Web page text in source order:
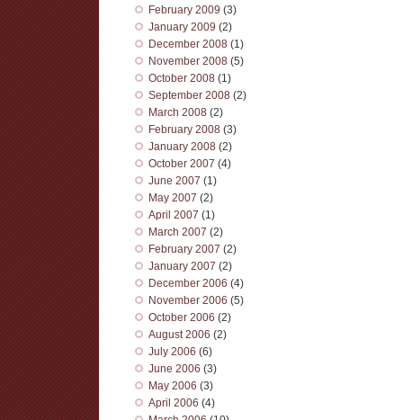
February 2009 (3)
January 2009 (2)
December 2008 (1)
November 2008 (5)
October 2008 (1)
September 2008 (2)
March 2008 (2)
February 2008 (3)
January 2008 (2)
October 2007 (4)
June 2007 (1)
May 2007 (2)
April 2007 (1)
March 2007 (2)
February 2007 (2)
January 2007 (2)
December 2006 (4)
November 2006 (5)
October 2006 (2)
August 2006 (2)
July 2006 (6)
June 2006 (3)
May 2006 (3)
April 2006 (4)